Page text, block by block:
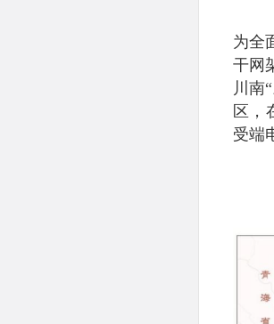
为全
干网
川南
区，
受端